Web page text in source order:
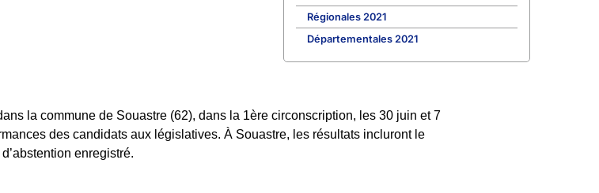
Régionales 2021
Départementales 2021
la commune de Souastre (62), dans la 1ère circonscription, les 30 juin et 7
des candidats aux législatives. À Souastre, les résultats incluront le
enregistré.